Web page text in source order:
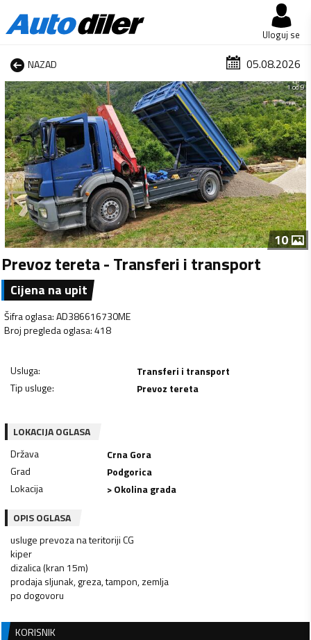
Uloguj se
NAZAD 05.08.2026
1 od 9
10
Prevoz tereta - Transferi i transport
Cijena na upit
Šifra oglasa:AD386616730ME
Broj pregleda oglasa:418
Usluga:
Transferi i transport
Tip usluge: Prevoz tereta
LOKACIJA OGLASA
Država
Crna Gora
Grad
Podgorica
Lokacija
> Okolina grada
OPIS OGLASA
usluge prevoza na teritoriji CG
kiper
dizalica (kran 15m)
prodaja sljunak, greza, tampon, zemlja
po dogovoru
KORISNIK